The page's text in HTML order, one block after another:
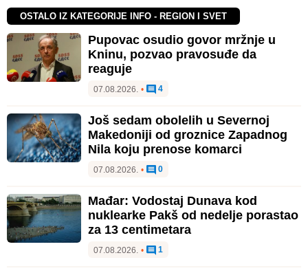
OSTALO IZ KATEGORIJE INFO - REGION I SVET
Pupovac osudio govor mržnje u
Kninu, pozvao pravosuđe da
reaguje
07.08.2026. • 4
Još sedam obolelih u Severnoj
Makedoniji od groznice Zapadnog
Nila koju prenose komarci
07.08.2026. • 0
Mađar: Vodostaj Dunava kod
nuklearke Pakš od nedelje porastao
za 13 centimetara
07.08.2026. • 1